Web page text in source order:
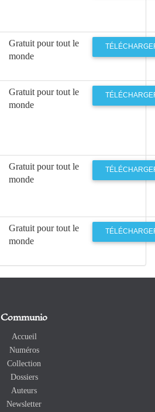
Gratuit pour tout le
monde
Gratuit pour tout le
monde
Gratuit pour tout le
monde
Gratuit pour tout le
monde
Communio
Accueil
Numéros
Collection
Dossiers
Auteurs
Newsletter